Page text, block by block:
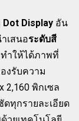
Display อัน
เสนอระดับสี
ทำให้ได้ภาพที่
งรับความ
2,160 พิกเซล
ทุกรายละเอียด